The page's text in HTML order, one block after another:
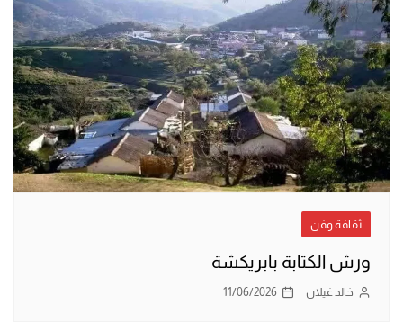
ثقافة وفن
ورش الكتابة بابريكشة
خالد غيلان 11/06/2026